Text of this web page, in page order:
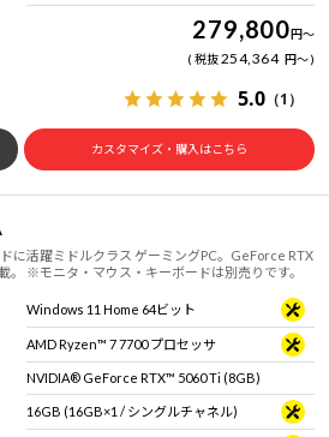
279,800円～
税抜254,364 円～
5.0 （1）
カスタマイズ・購入はこちら
に活躍ミドルクラス ゲーミングPC。GeForce RTX
。 ※モニタ・マウス・キーボードは別売りです。
Windows 11 Home 64ビット
AMD Ryzen™ 7 7700 プロセッサ
NVIDIA® GeForce RTX™ 5060 Ti (8GB)
16GB (16GB×1 / シングルチャネル)